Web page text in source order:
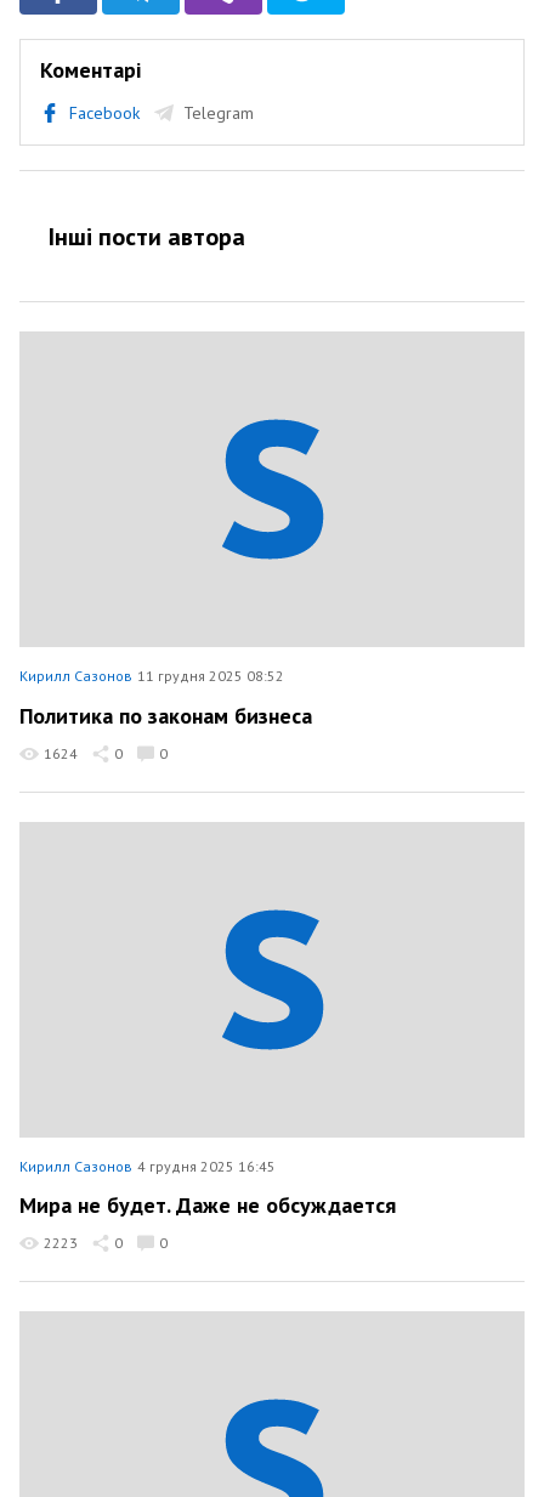
Коментарі
Facebook Telegram
Інші пости автора
Кирилл Сазонов 11 грудня 2025 08:52
Политика по законам бизнеса
1624 0 0
Кирилл Сазонов 4 грудня 2025 16:45
Мира не будет. Даже не обсуждается
2223 0 0